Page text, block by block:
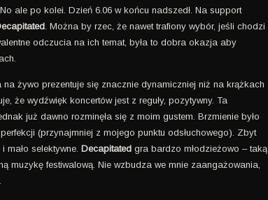
ale po kolei. Dzień 6.06 w końcu nadszedł. Na support
. Można by rzec, że nawet trafiony wybór, jeśli chodzi
odczucia na ich temat, była to dobra okazja aby
na żywo prezentuje się znacznie dynamiczniej niż na krążkach
że wydźwięk koncertów jest z reguły, pozytywny. Ta
już dawno rozminęła się z moim gustem. Brzmienie było
(przynajmniej z mojego punktu odsłuchowego). Zbyt
mało selektywne. Decapitatedgra bardzo młodzieżowo – taką
muzykę festiwalową. Nie wzbudza we mnie zaangażowania,